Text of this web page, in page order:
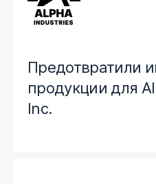
Предотвратили
продукции для
Inc.